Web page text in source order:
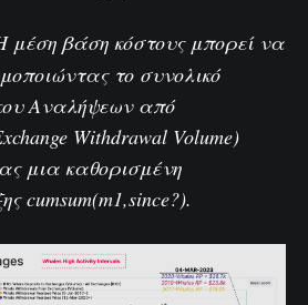
μέση βάση κόστους μπορεί να
το συνολικό
Αναλήψεων από
Withdrawal Volume)
μια καθορισμένη
cumsum(m1,since?).